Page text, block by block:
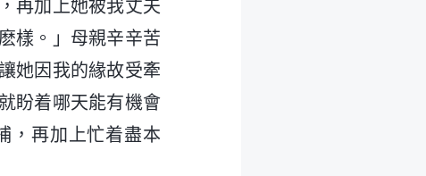
再加上她被我丈夫
樣。」母親辛辛苦
她因我的緣故受牽
盼着哪天能有機會
，再加上忙着盡本